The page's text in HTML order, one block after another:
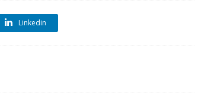
Linkedin